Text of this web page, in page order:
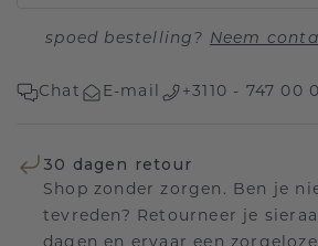
spoed bestelling? Neem
Chat E-mail +3110 - 747 00
30 dagen retour
Shop zonder zorgen. Ben je
tevreden? Retourneer je